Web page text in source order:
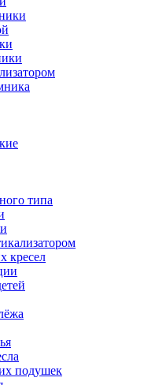
типа
кресел
подушек